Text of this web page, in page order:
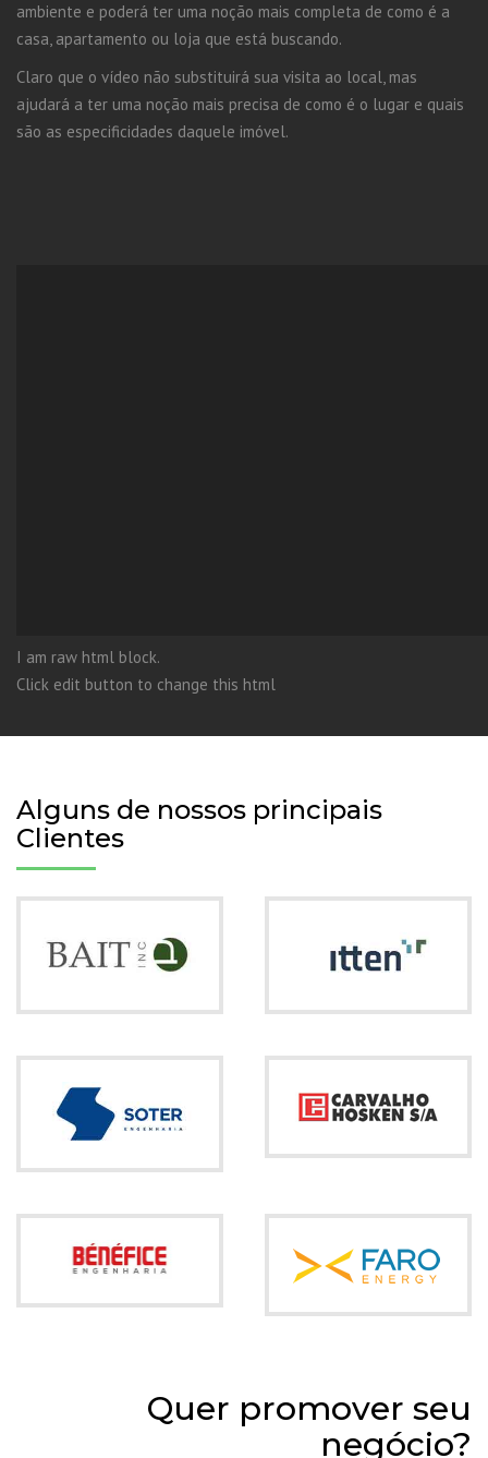
ambiente e poderá ter uma noção mais completa de como é a
casa, apartamento ou loja que está buscando.
Claro que o vídeo não substituirá sua visita ao local, mas
ajudará a ter uma noção mais precisa de como é o lugar e quais
são as especificidades daquele imóvel.
I am raw html block.
Click edit button to change this html
Alguns de nossos principais
Clientes
Quer promover seu
negócio?